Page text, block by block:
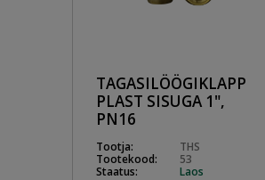
TAGASILÖÖGIKLAPP
PLAST SISUGA 1",
PN16
Tootja:
THS
Tootekood:
53
Staatus:
Laos